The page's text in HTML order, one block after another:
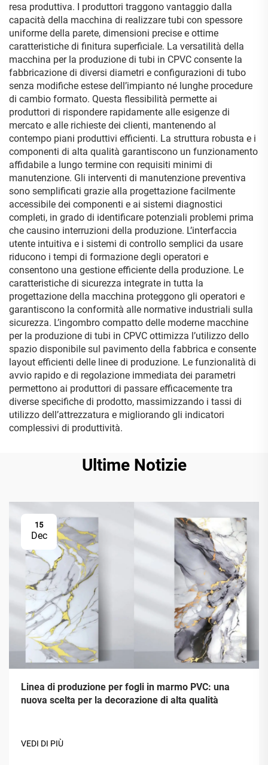
resa produttiva. I produttori traggono vantaggio dalla
capacità della macchina di realizzare tubi con spessore
uniforme della parete, dimensioni precise e ottime
caratteristiche di finitura superficiale. La versatilità della
macchina per la produzione di tubi in CPVC consente la
fabbricazione di diversi diametri e configurazioni di tubo
senza modifiche estese dell’impianto né lunghe procedure
di cambio formato. Questa flessibilità permette ai
produttori di rispondere rapidamente alle esigenze di
mercato e alle richieste dei clienti, mantenendo al
contempo piani produttivi efficienti. La struttura robusta e i
componenti di alta qualità garantiscono un funzionamento
affidabile a lungo termine con requisiti minimi di
manutenzione. Gli interventi di manutenzione preventiva
sono semplificati grazie alla progettazione facilmente
accessibile dei componenti e ai sistemi diagnostici
completi, in grado di identificare potenziali problemi prima
che causino interruzioni della produzione. L’interfaccia
utente intuitiva e i sistemi di controllo semplici da usare
riducono i tempi di formazione degli operatori e
consentono una gestione efficiente della produzione. Le
caratteristiche di sicurezza integrate in tutta la
progettazione della macchina proteggono gli operatori e
garantiscono la conformità alle normative industriali sulla
sicurezza. L’ingombro compatto delle moderne macchine
per la produzione di tubi in CPVC ottimizza l’utilizzo dello
spazio disponibile sul pavimento della fabbrica e consente
layout efficienti delle linee di produzione. Le funzionalità di
avvio rapido e di regolazione immediata dei parametri
permettono ai produttori di passare efficacemente tra
diverse specifiche di prodotto, massimizzando i tassi di
utilizzo dell’attrezzatura e migliorando gli indicatori
complessivi di produttività.
Ultime Notizie
15
Dec
Linea di produzione per fogli in marmo PVC: una
nuova scelta per la decorazione di alta qualità
VEDI DI PIÙ